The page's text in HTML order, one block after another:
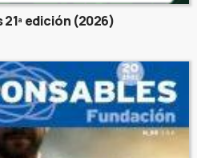
edición (2026)